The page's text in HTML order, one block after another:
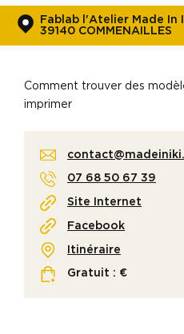
Fablab l'Atelier Made In
39140 COMMENAILLES
Comment trouver des
imprimer
07 68 50 67 39
Site Internet
Facebook
Itinéraire
Gratuit : €